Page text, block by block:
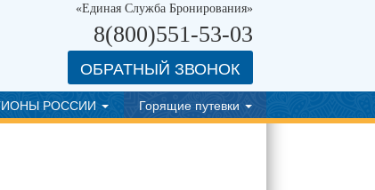
«Единая Служба Бронирования»
8(800)551-53-03
ОБРАТНЫЙ ЗВОНОК
РОССИИ
Горящие путевки